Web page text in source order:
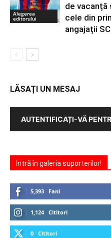
Alegerea
editorului
de vacanță
cele din
angajații
LĂSAȚI UN MESAJ
AUTENTIFICAȚI-VĂ
Intră în galeria suporterilor!
5,393 Fani
1,124 Cititori
0 Cititori